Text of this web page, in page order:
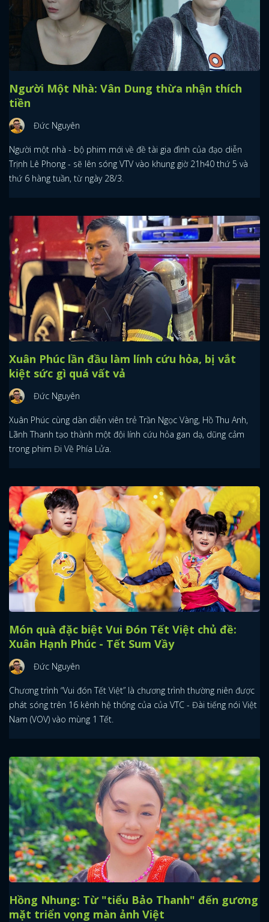
Người Một Nhà: Vân Dung thừa nhận thích
tiền
Đức Nguyên
Người một nhà - bộ phim mới về đề tài gia đình của đạo diễn
Trịnh Lê Phong - sẽ lên sóng VTV vào khung giờ 21h40 thứ 5 và
thứ 6 hàng tuần, từ ngày 28/3.
Xuân Phúc lần đầu làm lính cứu hỏa, bị vắt
kiệt sức gì quá vất vả
Đức Nguyên
Xuân Phúc cùng dàn diễn viên trẻ Trần Ngọc Vàng, Hồ Thu Anh,
Lãnh Thanh tạo thành một đội lính cứu hỏa gan dạ, dũng cảm
trong phim Đi Về Phía Lửa.
Món quà đặc biệt Vui Đón Tết Việt chủ đề:
Xuân Hạnh Phúc - Tết Sum Vầy
Đức Nguyên
Chương trình “Vui đón Tết Việt” là chương trình thường niên được
phát sóng trên 16 kênh hệ thống của của VTC - Đài tiếng nói Việt
Nam (VOV) vào mùng 1 Tết.
Hồng Nhung: Từ "tiểu Bảo Thanh" đến gương
mặt triển vọng màn ảnh Việt